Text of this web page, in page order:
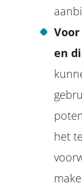
en
het